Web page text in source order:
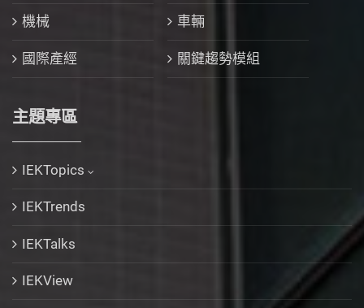
機械 車輛
國際產經 關鍵趨勢模組
主題專區
IEKTopics
IEKTrends
IEKTalks
IEKView